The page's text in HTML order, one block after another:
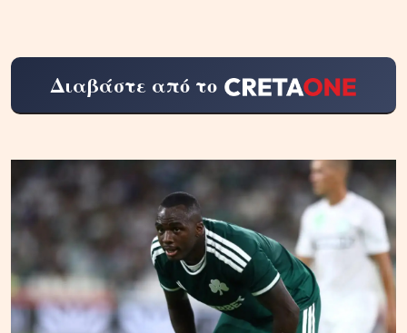
Διαβάστε από το